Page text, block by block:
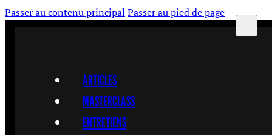
Passer au contenu principal Passer au pied de page
ARTICLES
MASTERCLASS
ENTRETIENS